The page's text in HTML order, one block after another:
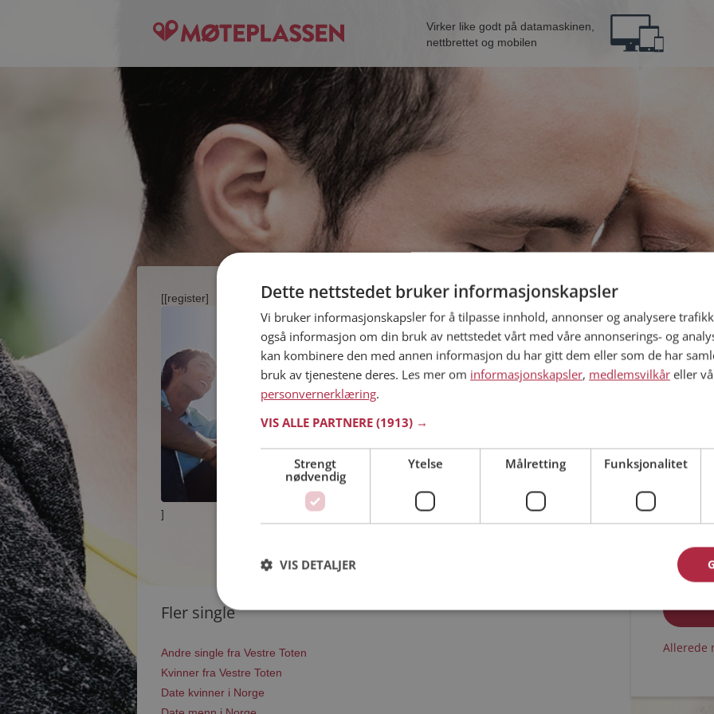
Virker like godt på datamaskinen,
nettbrettet og mobilen
[[register]
]
Fler single
Andre single fra Vestre Toten
Kvinner fra Vestre Toten
Date kvinner i Norge
Jeg er en:
Jeg
Jeg
Allerede
Dette nettstedet bruker informasjonskapsler
Vi bruker informasjonskapsler for å tilpasse innhold, annonser og analysere
også informasjon om din bruk av nettstedet vårt med våre annonserings- og
kan kombinere den med annen informasjon du har gitt dem eller som de har
bruk av tjenestene deres. Les mer om informasjonskapsler, medlemsvilkår eller
personvernerklæring.
VIS ALLE PARTNERE (1913) →
Strengt
nødvendig
Ytelse Målretting Funksjonalitet
VIS DETALJER